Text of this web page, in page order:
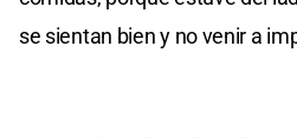
se sientan bien y no venir a